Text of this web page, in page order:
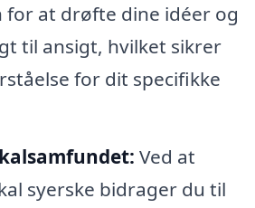
for at drøfte dine idéer og
til ansigt, hvilket sikrer
for dit specifikke
Ved at
syerske bidrager du til